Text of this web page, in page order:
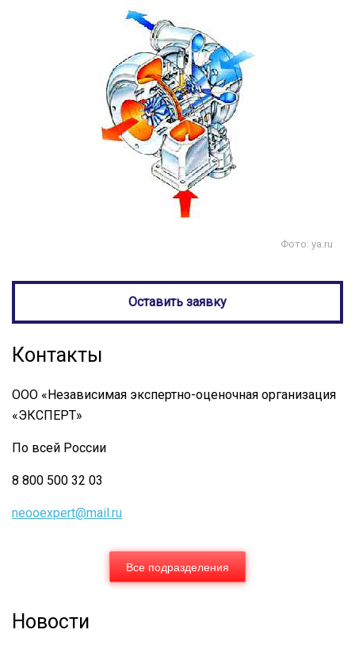
Фото: ya.ru
Оставить заявку
Контакты
ООО «Независимая экспертно-оценочная организация
«ЭКСПЕРТ»
По всей России
8 800 500 32 03
neooexpert@mail.ru
Все подразделения
Новости